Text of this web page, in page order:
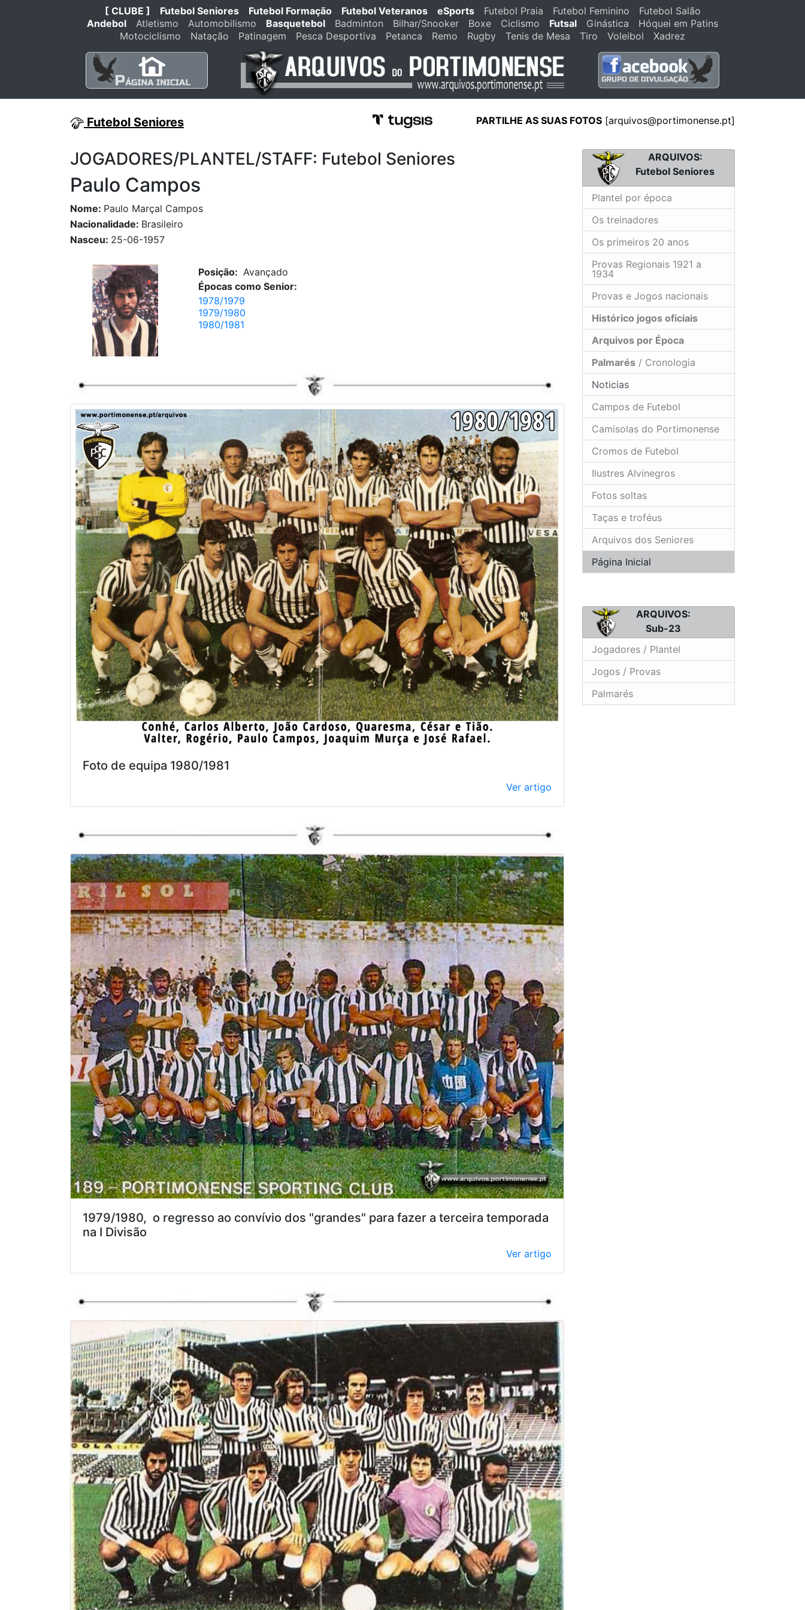
[ CLUBE ] Futebol Seniores Futebol Formação Futebol Veteranos eSports Futebol Praia Futebol Feminino
Futebol Salão
Andebol
Atletismo Automobilismo Basquetebol Badminton Bilhar/Snooker Boxe Ciclismo Futsal Ginástica
Hóquei em Patins
Motociclismo
Natação Patinagem Pesca Desportiva Petanca Remo Rugby Tenis de Mesa Tiro Voleibol Xadrez
Futebol Seniores PARTILHE AS SUAS FOTOS [arquivos@portimonense.pt]
JOGADORES/PLANTEL/STAFF: Futebol Seniores
Paulo Campos
Nome: Paulo Marçal Campos
Nacionalidade: Brasileiro
Nasceu: 25-06-1957
Posição: Avançado
Épocas como Senior:
1978/1979
1979/1980
1980/1981
Foto de equipa 1980/1981
Ver artigo
1979/1980, o regresso ao convívio dos "grandes" para fazer a terceira temporada
na I Divisão
Ver artigo
ARQUIVOS:
Futebol Seniores
Plantel por época
Os treinadores
Os primeiros 20 anos
Provas Regionais 1921 a
1934
Provas e Jogos nacionais
Histórico jogos oficiais
Arquivos por Época
Palmarés / Cronologia
Noticias
Campos de Futebol
Camisolas do Portimonense
Cromos de Futebol
Ilustres Alvinegros
Fotos soltas
Taças e troféus
Arquivos dos Seniores
Página Inicial
ARQUIVOS:
Sub-23
Jogadores / Plantel
Jogos / Provas
Palmarés